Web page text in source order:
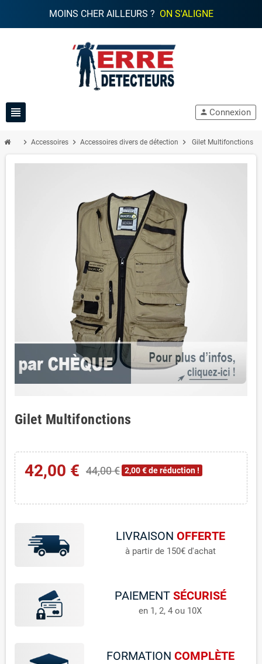
MOINS CHER AILLEURS ? ON S'ALIGNE
view_headline person Connexion
chevron_right Accessoires chevron_right Accessoires divers de détection chevron_right Gilet Multifonctions
Gilet Multifonctions
42,00 € 44,00 € 2,00 € de réduction !
LIVRAISON OFFERTE
à partir de 150€ d'achat
PAIEMENT SÉCURISÉ
en 1, 2, 4 ou 10X
FORMATION COMPLÈTE